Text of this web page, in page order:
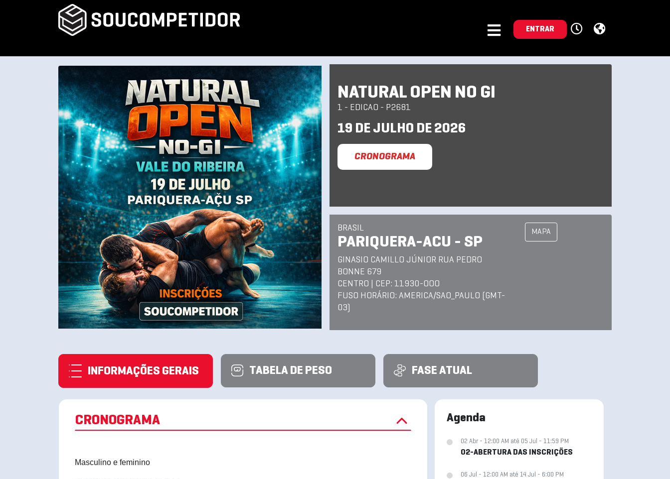
ENTRAR
NATURAL OPEN NO GI
1 - EDICAO - P2681
19 DE JULHO DE 2026
CRONOGRAMA
BRASIL
PARIQUERA-ACU - SP
GINASIO CAMILLO JÚNIOR RUA PEDRO
BONNE 679
CENTRO | CEP: 11930-OOO
FUSO HORÁRIO: AMERICA/SAO_PAULO (GMT-
03)
MAPA
INFORMAÇÕES GERAIS TABELA DE PESO FASE ATUAL
CRONOGRAMA
Masculino e feminino
Agenda
02 Abr - 12:00 AM até 05 Jul - 11:59 PM
02-ABERTURA DAS INSCRIÇÕES
06 Jul - 12:00 AM até 14 Jul - 6:00 PM